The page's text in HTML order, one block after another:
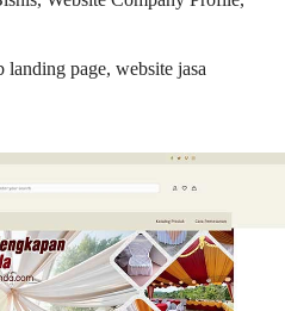
landing page, website jasa